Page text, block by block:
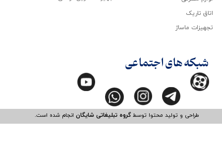
طراحی و تولید محتوا توسطگروه تبلیغاتی شایگانانجام شده است.​​​​​​​
اتاق تاریک
تجهیزات ماساژ
شبکه های اجتماعی